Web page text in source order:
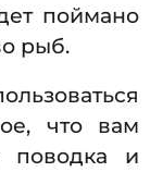
поймано
рыб.
что вам
поводка и